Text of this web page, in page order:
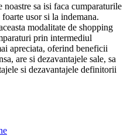
sa isi faca cumparaturile
usor si la indemana.
modalitate de shopping
prin intermediul
apreciata, oferind beneficii
are si dezavantajele sale, sa
si dezavantajele definitorii